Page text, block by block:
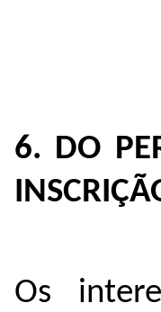
6. DO
Os